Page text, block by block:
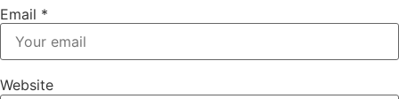
Email *
Website